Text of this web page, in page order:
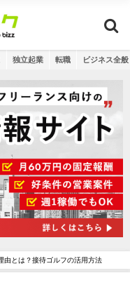
独立起業 転職 ビジネス全般
由とは？接待ゴルフの活用方法